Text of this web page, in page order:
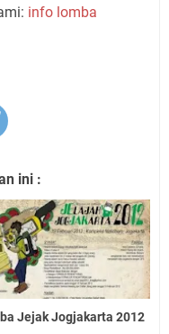
info lomba
ini :
Jejak Jogjakarta 2012